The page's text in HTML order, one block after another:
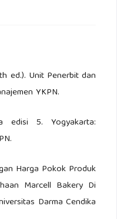
ed.). Unit Penerbit dan
YKPN.
edisi 5. Yogyakarta:
Harga Pokok Produk
Marcell Bakery Di
Darma Cendika